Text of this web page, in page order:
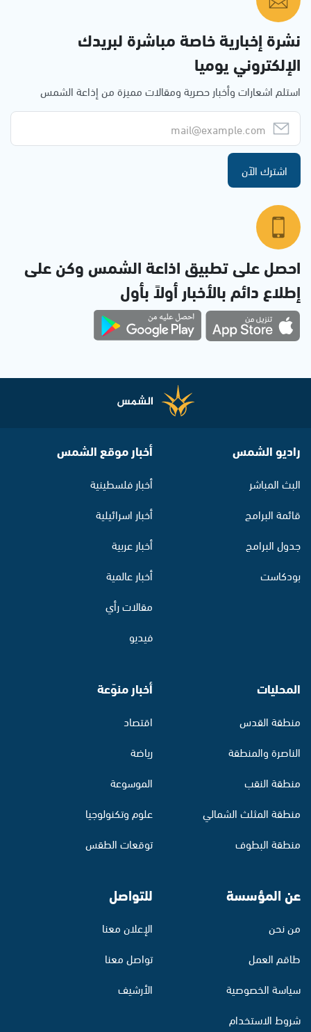
نشرة إخبارية خاصة مباشرة لبريدك
الإلكتروني يوميا
استلم اشعارات وأخبار حصرية ومقالات مميزة من إذاعة الشمس
اشترك الآن
احصل على تطبيق اذاعة الشمس وكن على
إطلاع دائم بالأخبار أولاً بأول
راديو الشمس
البث المباشر
قائمة البرامج
جدول البرامج
بودكاست
أخبار موقع الشمس
أخبار فلسطينية
أخبار اسرائيلية
أخبار عربية
أخبار عالمية
مقالات رأي
فيديو
المحليات
منطقة القدس
الناصرة والمنطقة
منطقة النقب
منطقة المثلث الشمالي
منطقة البطوف
أخبار منوّعة
اقتصاد
رياضة
الموسوعة
علوم وتكنولوجيا
توقعات الطقس
عن المؤسسة
من نحن
طاقم العمل
سياسة الخصوصية
شروط الاستخدام
للتواصل
الإعلان معنا
تواصل معنا
الأرشيف